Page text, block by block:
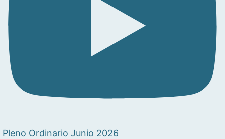
Pleno Ordinario Junio 2026